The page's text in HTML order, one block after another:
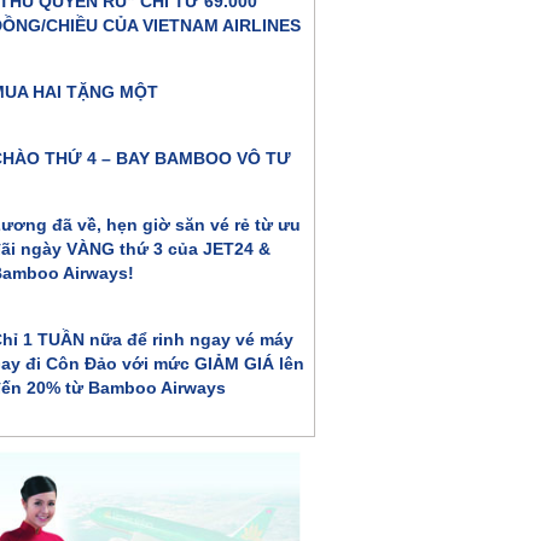
CHIỀU CỦA VIETNAM AIRLINES
HAI TẶNG MỘT
THỨ 4 – BAY BAMBOO VÔ TƯ
đã về, hẹn giờ săn vé rẻ từ ưu
ngày VÀNG thứ 3 của JET24 &
Airways!
1 TUẦN nữa để rinh ngay vé máy
đi Côn Đảo với mức GIẢM GIÁ lên
20% từ Bamboo Airways